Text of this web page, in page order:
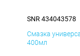
SNR 434043578
Смазка
400мл